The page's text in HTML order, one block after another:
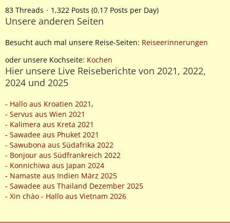
83 Threads 1,322 Posts (0.17 Posts per Day)
Unsere anderen Seiten
Besucht auch mal unsere Reise-Seiten: Reiseerinnerungen
oder unsere Kochseite: Kochen
Hier unsere Live Reiseberichte von 2021, 2022,
2024 und 2025
- Hallo aus Kroatien 2021 ,
- Servus aus Wien 2021
- Kalimera aus Kreta 2021
- Sawadee aus Phuket 2021
- Sawubona aus Südafrika 2022
- Bonjour aus Südfrankreich 2022
- Konnichiwa aus Japan 2024
- Namaste aus Indien März 2025
- Sawadee aus Thailand Dezember 2025
- Xin chào - Hallo aus Vietnam 2026